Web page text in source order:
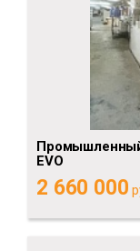
Промышленный
EVO
2 660 000